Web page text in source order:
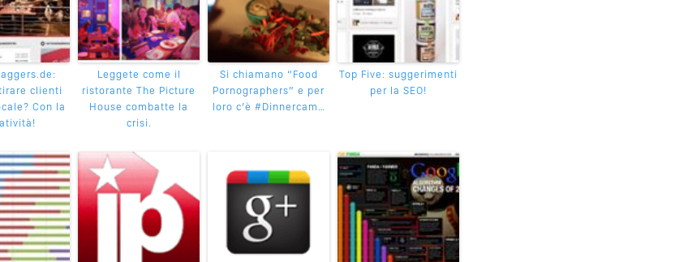
clienti
Con la
Leggete come il
ristorante The Picture
House combatte la
crisi.
Si chiamano “Food
Pornographers” e per
loro c’è #Dinnercam…
Top Five: suggerimenti
per la SEO!